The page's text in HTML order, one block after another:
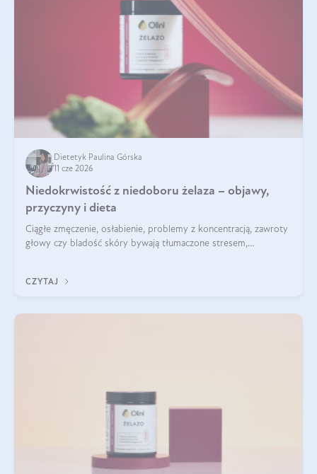
Dietetyk Paulina Górska
11 cze 2026
Niedokrwistość z niedoboru żelaza – objawy,
przyczyny i dieta
Ciągłe zmęczenie, osłabienie, problemy z koncentracją, zawroty
głowy czy bladość skóry bywają tłumaczone stresem,
CZYTAJ